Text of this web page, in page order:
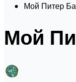
Мой Питер
Мой